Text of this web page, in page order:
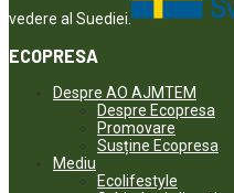
vedere al Suediei.
ECOPRESA
Despre AO AJMTEM
Despre Ecopresa
Promovare
Susține Ecopresa
Mediu
Ecolifestyle